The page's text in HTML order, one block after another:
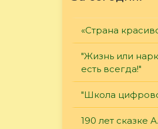
«Страна
"Жизнь или
есть всегда!"
"Школа
190 лет сказке